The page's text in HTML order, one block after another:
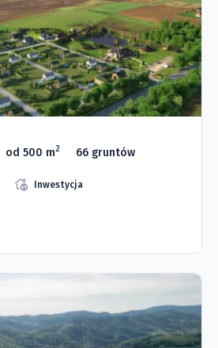
od 500 m2 66 gruntów
Inwestycja